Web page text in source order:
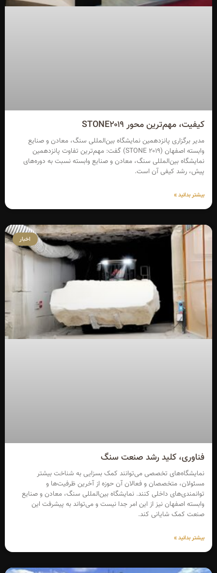
کیفیت، مهم‌ترین محور STONE۲۰۱۹
مدیر برگزاری پانزدهمین نمایشگاه بین‌المللی سنگ، معادن و صنایع
وابسته اصفهان (۲۰۱۹ STONE) گفت: مهم‌ترین تفاوت پانزدهمین
نمایشگاه بین‌المللی سنگ، معادن و صنایع وابسته نسبت به دوره‌های
پیش، رشد کیفی آن است.
بیشتر بدانید »
اخبار
فناوری، کلید رشد صنعت سنگ
نمایشگاه‌های تخصصی می‌توانند کمک بسزایی به شناخت بیشتر
مسئولان، متخصصان و فعالان آن حوزه از آخرین ظرفیت‌ها و
توانمندی‌های داخلی کنند. نمایشگاه بین‌المللی سنگ، معادن و صنایع
وابسته اصفهان نیز از این امر جدا نیست و می‌تواند به پیشرفت این
صنعت کمک شایانی کند.
بیشتر بدانید »